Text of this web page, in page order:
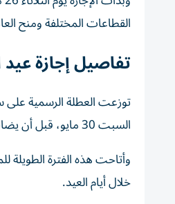
القطاعات المختلفة ومنح
تفاصيل إجازة
السبت 30 مايو، قبل أن يضاف يوم الأحد 31 مايو كعطلة متممة.
وأتاحت هذه الفترة
خلال أيام العيد.